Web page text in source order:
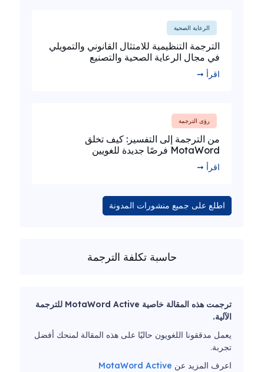
الرعاية الصحية
الترجمة التنظيمية للامتثال القانوني والتمويلي
في مجال الرعاية الصحية والتصنيع
اقرأ ➞
رؤى الترجمة
من الترجمة إلى التفسير: كيف تخلق
MotaWord فرصًا جديدة للغويين
اقرأ ➞
اطلع على جميع منشورات المدونة
حاسبة تكلفة الترجمة
ترجمت هذه المقالة خاصية MotaWord Active للترجمة
الآلية.
يعمل مدققونا اللغويون حاليًا على هذه المقالة لمنحك أفضل
تجربة.
اعرف المزيد عن MotaWord Active